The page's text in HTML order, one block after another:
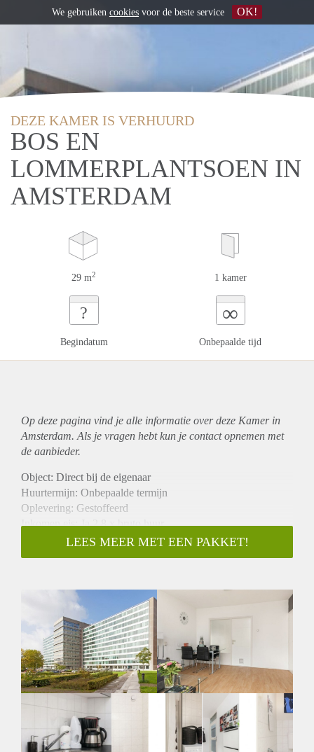
DEZE KAMER IS VERHUURD
BOS EN
LOMMERPLANTSOEN IN
AMSTERDAM
29 m2 1 kamer
?
Begindatum
∞
Onbepaalde tijd
Op deze pagina vind je alle informatie over deze Kamer in
Amsterdam. Als je vragen hebt kun je contact opnemen met
de aanbieder.
Object: Direct bij de eigenaar
Huurtermijn: Onbepaalde termijn
Oplevering: Gestoffeerd
Inkomen eis: Ja 2,8 x bruto huur
Garantiestelling mogelijk: Ja
Borg: 1 maand
Gedeelde Douche: Nee
Gedeelde woonkamer: Nee
Huisgenoten: Nee
Geslacht huisgenoten: N.v.t.
LEES MEER MET EEN PAKKET!
We gebruiken cookies voor de beste service OK!